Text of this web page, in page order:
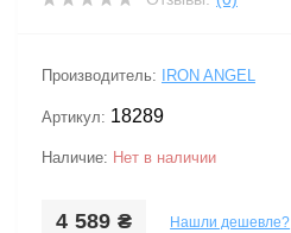
Производитель: IRON ANGEL
Артикул: 18289
Наличие: Нет в наличии
4 589 ₴ Нашли дешевле?